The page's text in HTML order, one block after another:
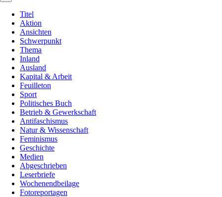
Titel
Aktion
Ansichten
Schwerpunkt
Thema
Inland
Ausland
Kapital & Arbeit
Feuilleton
Sport
Politisches Buch
Betrieb & Gewerkschaft
Antifaschismus
Natur & Wissenschaft
Feminismus
Geschichte
Medien
Abgeschrieben
Leserbriefe
Wochenendbeilage
Fotoreportagen